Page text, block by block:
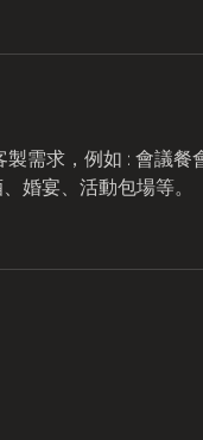
需求，例如 : 會議餐
婚宴、活動包場等​。